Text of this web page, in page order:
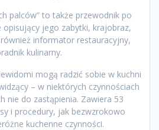
palców” to także przewodnik po
opisujący jego zabytki, krajobraz,
informator restauracyjny,
kulinarny.
mogą radzić sobie w kuchni
– w niektórych czynnościach
nie do zastąpienia. Zawiera 53
i procedury, jak bezwzrokowo
kuchenne czynności.